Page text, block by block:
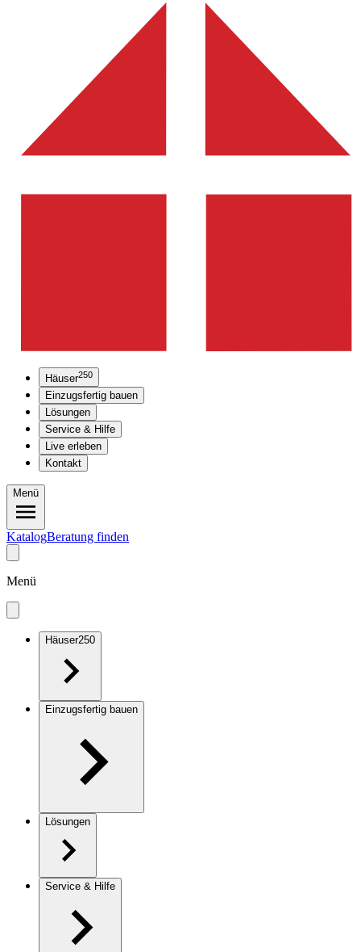
Häuser250
Einzugsfertig bauen
Lösungen
Service & Hilfe
Live erleben
Kontakt
Menü
KatalogBeratung finden
Menü
Häuser250
Einzugsfertig bauen
Lösungen
Service & Hilfe